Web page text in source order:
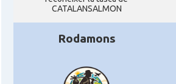
CATALANSALMON
Rodamons